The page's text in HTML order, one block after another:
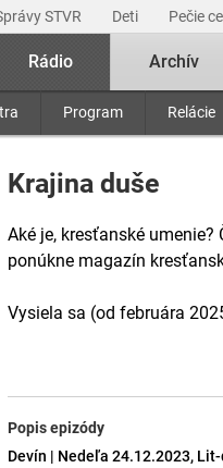
STVR Deti Pečie
Rádio
Program Relácie
Archív
Krajina duše
Aké je, kresťanské
ponúkne magazín
Vysiela sa (od februára
Popis epizódy
Devín | Nedeľa 24.12.2023,